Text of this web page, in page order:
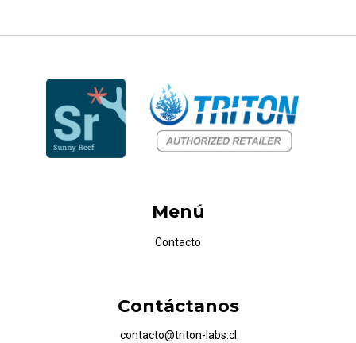
Menú
Contacto
Contáctanos
contacto@triton-labs.cl